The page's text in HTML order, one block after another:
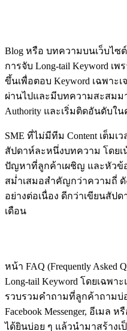
Blog หรือ บทความบนเว็บไ
การจับ Long-tail Keyword เ
ขึ้นเพื่อตอบ Keyword เฉพาะ
ผ่านไปและมีบทความสะสมม
Authority และเริ่มติดอันดับ
SME ที่ไม่มีทีม Content เต็มเ
สัปดาห์ละหนึ่งบทความ โดย
ปัญหาที่ลูกค้าเผชิญ และหัวข้
สม่ำเสมอสำคัญกว่าความถี่
อย่างต่อเนื่อง ดีกว่าเขียนสัป
เดือน
หน้า FAQ (Frequently Asked
Long-tail Keyword โดยเฉพา
รวบรวมคำถามที่ลูกค้าถามบ่
Facebook Messenger, อีเม
ได้ยินบ่อย ๆ แล้วนำมาสร้าง